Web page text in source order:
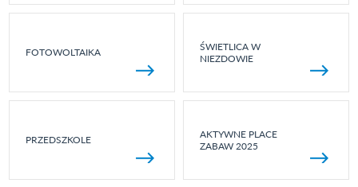
FOTOWOLTAIKA
ŚWIETLICA W
NIEZDOWIE
PRZEDSZKOLE
AKTYWNE PLACE
ZABAW 2025